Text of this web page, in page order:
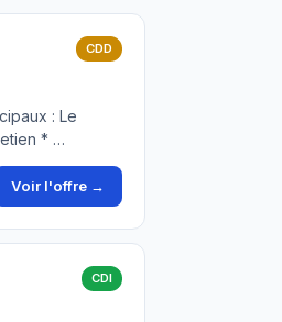
CDD
: Le
* …
Voir l'offre →
CDI